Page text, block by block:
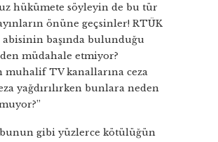
hükümete söyleyin de bu tür
önüne geçsinler! RTÜK
abisinin başında bulunduğu
müdahale etmiyor?
muhalif TV kanallarına ceza
yağdırılırken bunlara neden
gibi yüzlerce kötülüğün